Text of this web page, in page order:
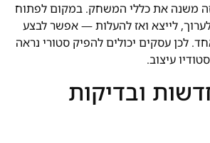
זה משנה את כללי המשחק. במקום לפתוח
לייצא ואז להעלות — אפשר לבצע
לכן עסקים יכולים להפיק סטורי נראה
עיצוב.
ובדיקות